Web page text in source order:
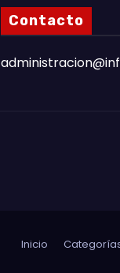
Contacto
Inicio